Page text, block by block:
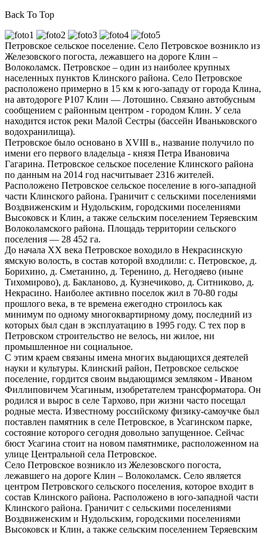
Back To Top
Петровское сельское поселение. Село Петровское возникло из
Железовского погоста, лежавшего на дороге Клин –
Волоколамск. Петровское – один из наиболее крупных
населенных пунктов Клинского района. Село Петровское
расположено примерно в 15 км к юго-западу от города Клина,
на автодороге Р107 Клин — Лотошино. Связано автобусным
сообщением с районным центром - городом Клин. У села
находится исток реки Малой Сестры (бассейн Иваньковского
водохранилища).
Петровское было основано в XVIII в., название получило по
имени его первого владельца - князя Петра Ивановича
Гагарина. Петровское сельское поселение Клинского района
по данным на 2014 год насчитывает 2316 жителей.
Расположено Петровское сельское поселение в юго-западной
части Клинского района. Граничит с сельскими поселениями
Воздвиженским и Нудольским, городскими поселениями
Высоковск и Клин, а также сельским поселением Теряевским
Волоколамского района. Площадь территории сельского
поселения — 28 452 га.
До начала ХХ века Петровское воходило в Некрасинскую
ямскую волость, в состав которой входлили: с. Петровское, д.
Борихино, д. Сметанино, д. Теренино, д. Негодяево (ныне
Тихомирово), д. Бакланово, д. Кузнечиково, д. Ситниково, д.
Некрасино. Наиболее активно поселок жил в 70-80 годы
прошлого века, в те времена ежегодно строилось как
минимум по одному многоквартирному дому, последний из
которых был сдан в эксплуатацию в 1995 году. С тех пор в
Петровском строительство не велось, ни жилое, ни
промышленное ни социальное.
С этим краем связаны имена многих выдающихся деятелей
науки и культуры. Клинский район, Петровское сельское
поселение, гордится своим выдающимся земляком - Иваном
Филлиповичем Усагиным, изобретателем трансформатора. Он
родился и вырос в селе Тархово, при жизни часто посещал
родные места. Известному российскому физику-самоучке был
поставлен памятник в селе Петровское, в Усагинском парке,
состояние которого сегодня довольно запущенное. Сейчас
бюст Усагина стоит на новом памятнмике, расположенном на
улице Центральной села Петровское.
Село Петровское возникло из Железовского погоста,
лежавшего на дороге Клин – Волоколамск. Село является
центром Петровского сельского поселения, которое входит в
состав Клинского района. Расположено в юго-западной части
Клинского района. Граничит с сельскими поселениями
Воздвиженским и Нудольским, городскими поселениями
Высоковск и Клин, а также сельским поселением Теряевским